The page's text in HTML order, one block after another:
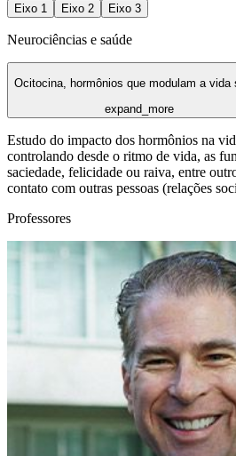
Eixo 1 Eixo 2 Eixo 3
Neurociências e saúde
Ocitocina, hormônios que modulam a vida
expand_more
Estudo do impacto dos hormônios na
controlando desde o ritmo de vida, as
saciedade, felicidade ou raiva, entre
contato com outras pessoas (relações
Professores